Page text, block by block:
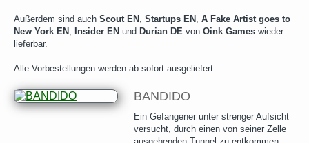
Außerdem sind auch Scout EN , Startups EN , A Fake Artist goes to
New York EN , Insider EN und Durian DE von Oink Games wieder
lieferbar.
Alle Vorbestellungen werden ab sofort ausgeliefert.
BANDIDO
Ein Gefangener unter strenger Aufsicht
versucht, durch einen von seiner Zelle